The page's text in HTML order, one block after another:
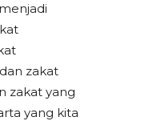
zakat
zakat yang
yang kita